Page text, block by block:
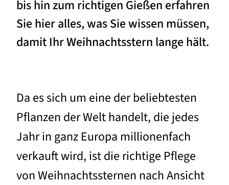
bis hin zum richtigen Gießen erfahren
Sie hier alles, was Sie wissen müssen,
damit Ihr Weihnachtsstern lange hält.
Da es sich um eine der beliebtesten
Pflanzen der Welt handelt, die jedes
Jahr in ganz Europa millionenfach
verkauft wird, ist die richtige Pflege
von Weihnachtssternen nach Ansicht